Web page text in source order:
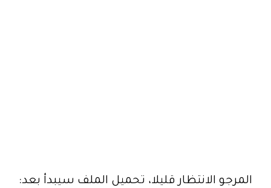
المرجو الانتظار قليلا، تحميل الملف سيبدأ بعد: